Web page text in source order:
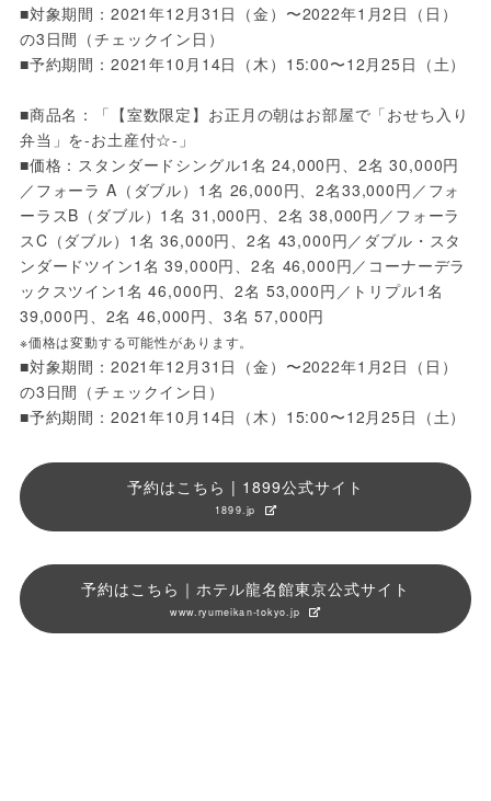
■対象期間：2021年12月31日（金）〜2022年1月2日（日）
の3日間（チェックイン日）
■予約期間：2021年10月14日（木）15:00〜12月25日（土）
■商品名：「【室数限定】お正月の朝はお部屋で「おせち入り
弁当」を-お土産付☆-」
■価格：スタンダードシングル1名 24,000円、2名 30,000円
／フォーラ A（ダブル）1名 26,000円、2名33,000円／フォ
ーラスB（ダブル）1名 31,000円、2名 38,000円／フォーラ
スC（ダブル）1名 36,000円、2名 43,000円／ダブル・スタ
ンダードツイン1名 39,000円、2名 46,000円／コーナーデラ
ックスツイン1名 46,000円、2名 53,000円／トリプル1名
39,000円、2名 46,000円、3名 57,000円
※価格は変動する可能性があります。
■対象期間：2021年12月31日（金）〜2022年1月2日（日）
の3日間（チェックイン日）
■予約期間：2021年10月14日（木）15:00〜12月25日（土）
予約はこちら | 1899公式サイト
1899.jp
予約はこちら｜ホテル龍名館東京公式サイト
www.ryumeikan-tokyo.jp